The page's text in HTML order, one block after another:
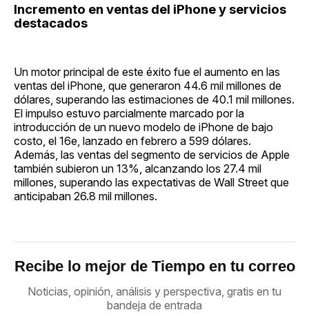
Incremento en ventas del iPhone y servicios
destacados
Un motor principal de este éxito fue el aumento en las
ventas del iPhone, que generaron 44.6 mil millones de
dólares, superando las estimaciones de 40.1 mil millones.
El impulso estuvo parcialmente marcado por la
introducción de un nuevo modelo de iPhone de bajo
costo, el 16e, lanzado en febrero a 599 dólares.
Además, las ventas del segmento de servicios de Apple
también subieron un 13%, alcanzando los 27.4 mil
millones, superando las expectativas de Wall Street que
anticipaban 26.8 mil millones.
Recibe lo mejor de Tiempo en tu correo
Noticias, opinión, análisis y perspectiva, gratis en tu
bandeja de entrada